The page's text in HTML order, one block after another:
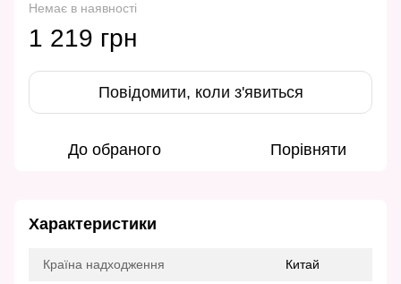
Немає в наявності
1 219 грн
Повідомити, коли з'явиться
До обраного Порівняти
Характеристики
Країна надходження Китай